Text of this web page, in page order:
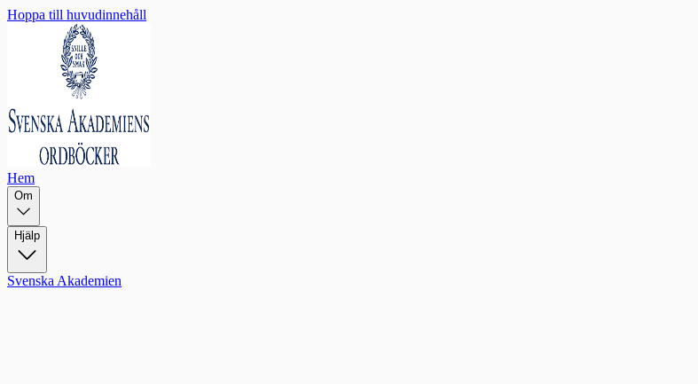
Hoppa till huvudinnehåll
Hem
Om
Hjälp
Svenska Akademien